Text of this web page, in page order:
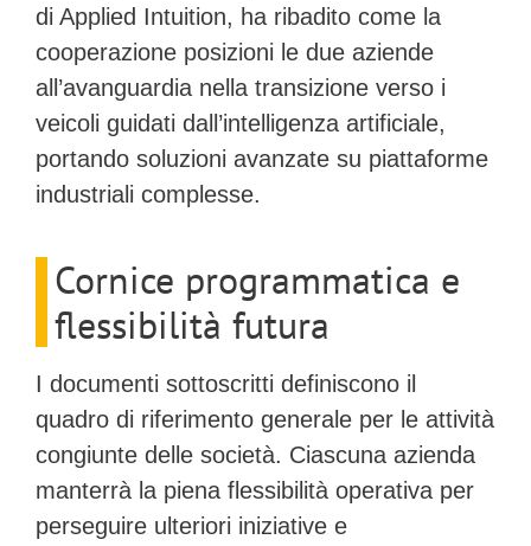
di Applied Intuition, ha ribadito come la
cooperazione posizioni le due aziende
all’avanguardia nella transizione verso i
veicoli guidati dall’intelligenza artificiale,
portando soluzioni avanzate su piattaforme
industriali complesse.
Cornice programmatica e
flessibilità futura
I documenti sottoscritti definiscono il
quadro di riferimento generale per le attività
congiunte delle società. Ciascuna azienda
manterrà la piena flessibilità operativa per
perseguire ulteriori iniziative e